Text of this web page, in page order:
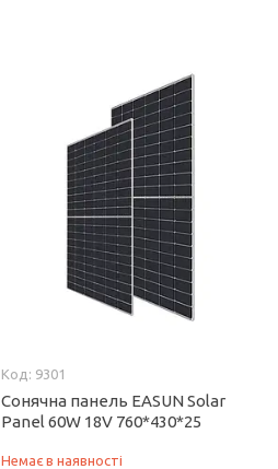
9301
Сонячна панель EASUN Solar
Panel 60W 18V 760*430*25
Немає в наявності